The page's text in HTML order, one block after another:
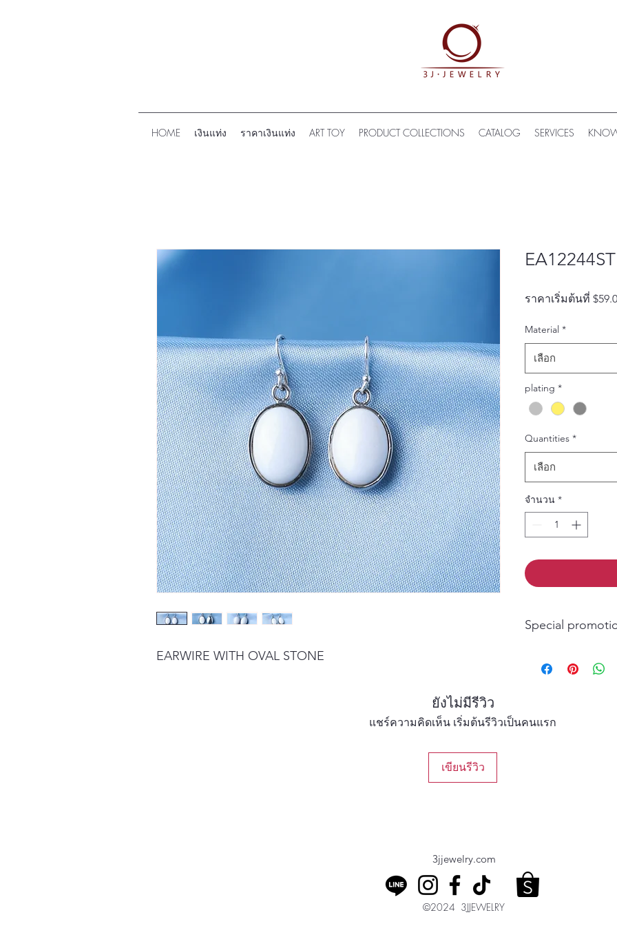
HOME เงินแท่ง ราคาเงินแท่ง ART TOY PRODUCT COLLECTIONS CATALOG SERVICES
EARWIRE WITH OVAL STONE
EA12244ST
ราคาเริ่มต้นที่
Material *
เลือก
plating *
Quantities *
เลือก
จำนวน *
Special
Buy 3 Packs get
on need to add
ยังไม่มีรีวิว
แชร์ความคิดเห็น เริ่มต้นรีวิวเป็นคนแรก
เขียนรีวิว
3jjewelry.com
©2024 3JJEWELRY